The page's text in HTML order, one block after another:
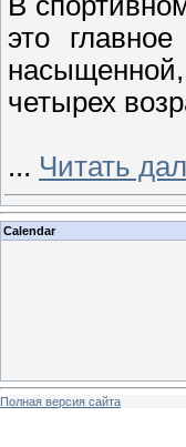
это
насыщенной,
четырех
... Читать
Calendar
Полная версия сайта